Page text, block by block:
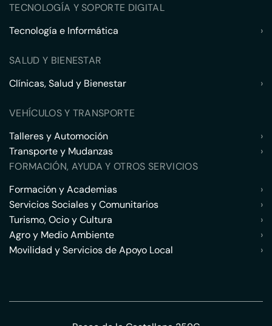
TECNOLOGÍA Y SOPORTE DIGITAL
Tecnología e Informática
›
SALUD Y BIENESTAR
Clínicas, Salud y Bienestar
›
VEHÍCULOS Y TRANSPORTE
Talleres y Automoción
›
Transporte y Mudanzas
›
FORMACIÓN, AYUDA Y OTROS SERVICIOS
Formación y Academias
›
Servicios Sociales y Comunitarios
›
Turismo, Ocio y Cultura
›
Agro y Medio Ambiente
›
Movilidad y Servicios de Apoyo Local
›